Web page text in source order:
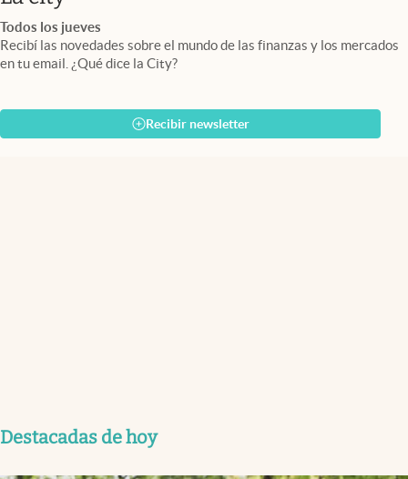
Todos los jueves
Recibí las novedades sobre el mundo de las finanzas y los mercados
en tu email. ¿Qué dice la City?
Recibir newsletter
Destacadas de hoy